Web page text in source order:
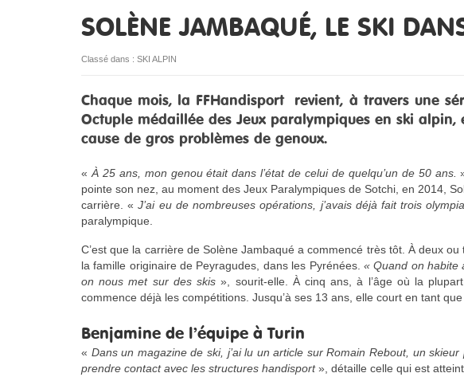
SOLÈNE JAMBAQUÉ, LE SKI
Classé dans : SKI ALPIN
Chaque mois, la FFHandisport revient, à travers une
Octuple médaillée des Jeux paralympiques en ski
cause de gros problèmes de genoux.
«À 25 ans, mon genou était dans l’état de celui de quelqu’un de 50 ans.
pointe son nez, au moment des Jeux Paralympiques de Sotchi, en 2014,
carrière. «J’ai eu de nombreuses opérations, j’avais déjà fait trois
paralympique.
C’est que la carrière de Solène Jambaqué a commencé très tôt. À deux
la famille originaire de Peyragudes, dans les Pyrénées. « Quand on habite
on nous met sur des skis », sourit-elle. À cinq ans, à l’âge où la
commence déjà les compétitions. Jusqu’à ses 13 ans, elle court en tant
Benjamine de l’équipe à Turin
« Dans un magazine de ski, j’ai lu un article sur Romain Rebout, un
prendre contact avec les structures handisport», détaille celle qui est